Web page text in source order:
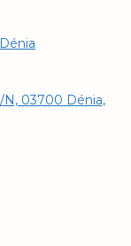
N, 03700 Dénia,